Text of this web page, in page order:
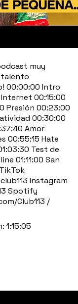
muy
talento
00:00:00 Intro
00:15:00
Presión 00:23:00
00:30:00
Amor
00:55:15 Hate
Test de
01:11:00 San
Instagram
Spotify
Club113 /
1:15:05